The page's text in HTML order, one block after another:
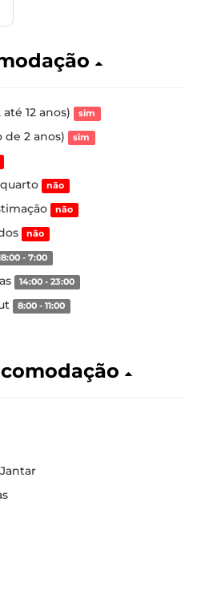
12 anos) sim
de 2 anos) sim
não
não
não
- 7:00
14:00 - 23:00
8:00 - 11:00